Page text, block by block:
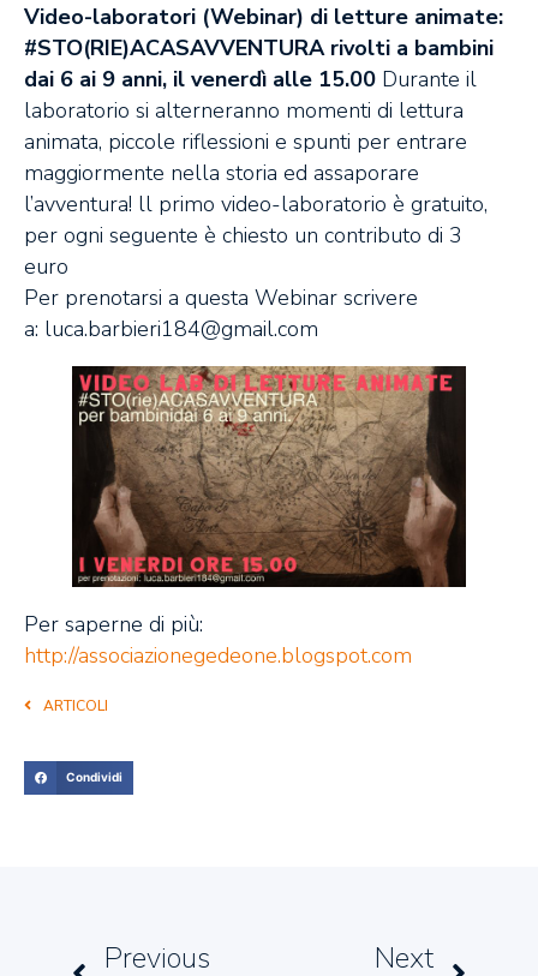
ARTICOLI
Condividi
Video-laboratori (Webinar) di letture animate:
#STO(RIE)ACASAVVENTURA rivolti a bambini
dai 6 ai 9 anni, il venerdì alle 15.00 Durante il
laboratorio si alterneranno momenti di lettura
animata, piccole riflessioni e spunti per entrare
maggiormente nella storia ed assaporare
l’avventura! ll primo video-laboratorio è gratuito,
per ogni seguente è chiesto un contributo di 3
euro
Per prenotarsi a questa Webinar scrivere
a: luca.barbieri184@gmail.com
Per saperne di più:
http://associazionegedeone.blogspot.com
Previous Next